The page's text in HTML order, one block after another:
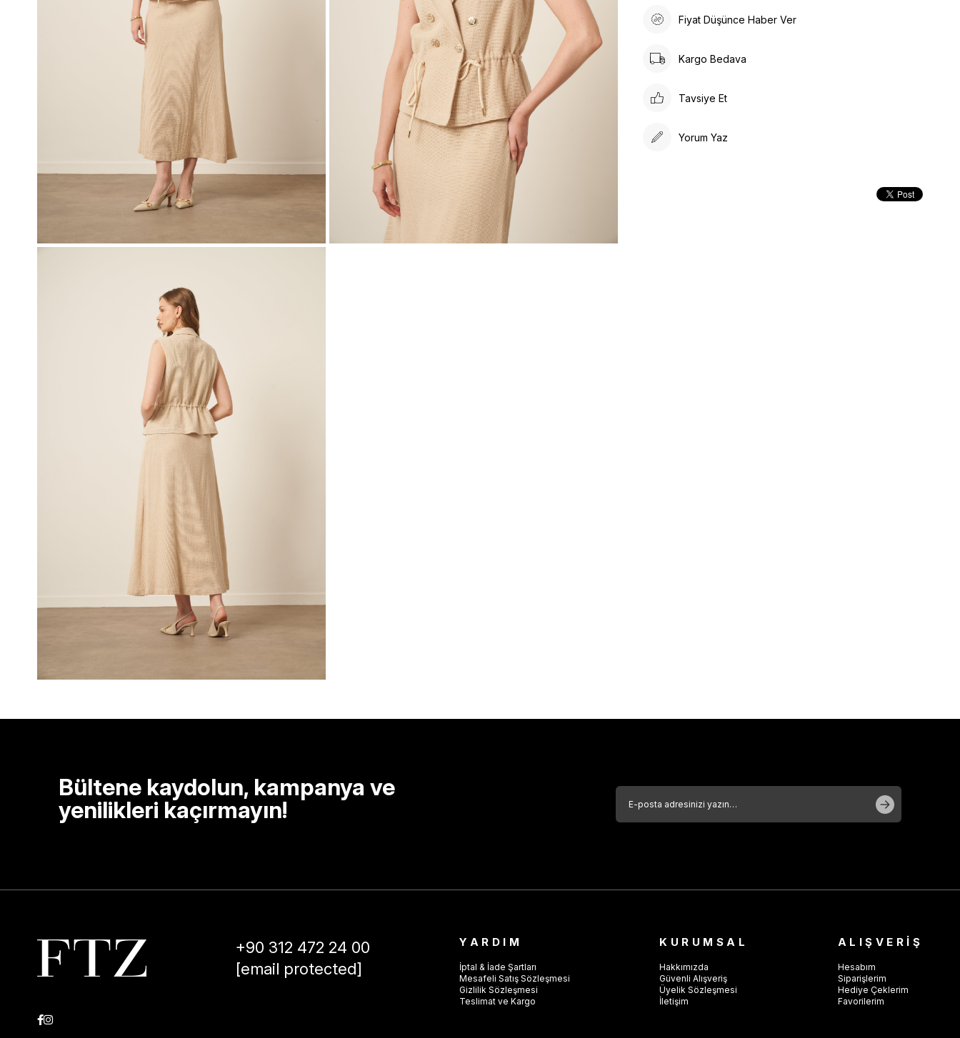
Fiyat Düşünce Haber Ver
Kargo Bedava
Tavsiye Et
Yorum Yaz
Bültene kaydolun, kampanya ve
yenilikleri kaçırmayın!
+90 312 472 24 00
[email protected]
YARDIM
İptal & İade Şartları
Mesafeli Satış Sözleşmesi
Gizlilik Sözleşmesi
Teslimat ve Kargo
KURUMSAL
Hakkımızda
Güvenli Alışveriş
Üyelik Sözleşmesi
İletişim
ALIŞVERİŞ
Hesabım
Siparişlerim
Hediye Çeklerim
Favorilerim